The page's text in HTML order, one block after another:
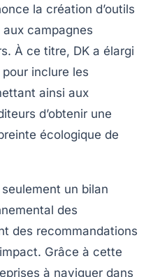
la création d’outils
campagnes
À ce titre, DK a élargi
inclure les
ainsi aux
d’obtenir une
écologique de
un bilan
des
des recommandations
Grâce à cette
à naviguer dans